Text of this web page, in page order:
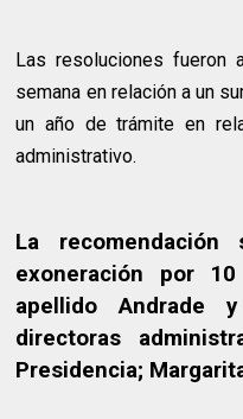
Las resoluciones fueron
semana en relación a un
un año de trámite en
administrativo.
La
exoneración por
apellido
directoras
Presidencia;